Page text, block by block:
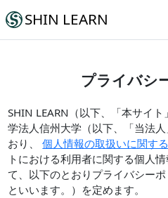
SHIN LEARN
プライバシ
SHIN LEARN（以下、「本サイ
学法人信州大学（以下、「当法
おり、個人情報の取扱いに関す
トにおける利用者に関する個人
て、以下のとおりプライバシー
といいます。）を定めます。